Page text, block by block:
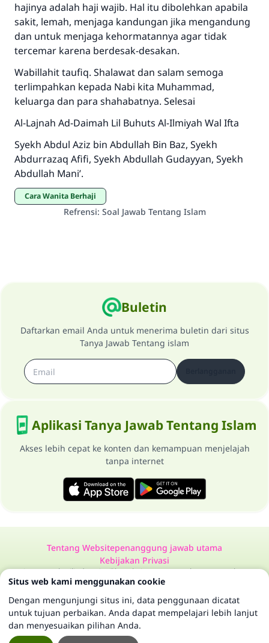
hajinya adalah haji wajib. Hal itu dibolehkan apabila
sakit, lemah, menjaga kandungan jika mengandung
dan untuk menjaga kehormatannya agar tidak
tercemar karena berdesak-desakan.
Wabillahit taufiq. Shalawat dan salam semoga
terlimpahkan kepada Nabi kita Muhammad,
keluarga dan para shahabatnya. Selesai
Al-Lajnah Ad-Daimah Lil Buhuts Al-Ilmiyah Wal Ifta
Syekh Abdul Aziz bin Abdullah Bin Baz, Syekh
Abdurrazaq Afifi, Syekh Abdullah Gudayyan, Syekh
Abdullah Mani’.
Cara Wanita Berhaji
Refrensi: Soal Jawab Tentang Islam
Buletin
Daftarkan email Anda untuk menerima buletin dari situs
Tanya Jawab Tentang islam
Aplikasi Tanya Jawab Tentang Islam
Akses lebih cepat ke konten dan kemampuan menjelajah
tanpa internet
Tentang Websitepenanggung jawab utama
Kebijakan Privasi
Semua Hak Dilindungi Milik Website Tanya Jawab Tentang Islam
1997-2025 ©
Situs web kami menggunakan cookie
Dengan mengunjungi situs ini, data penggunaan dicatat
untuk tujuan perbaikan. Anda dapat mempelajari lebih lanjut
dan menyesuaikan pilihan Anda.